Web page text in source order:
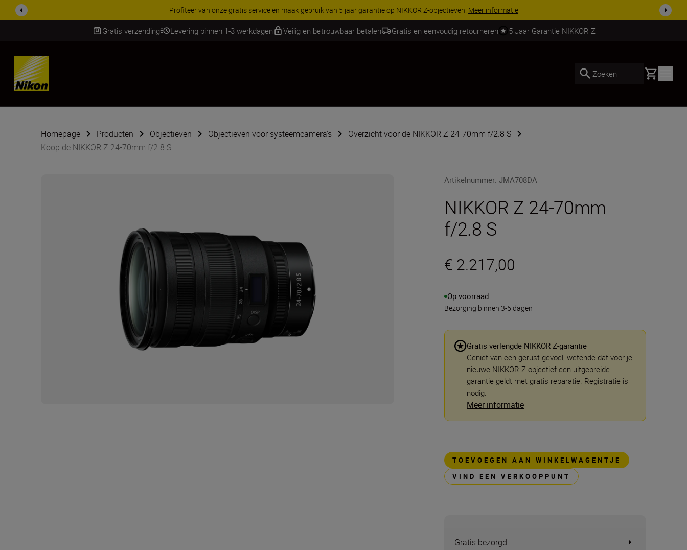
KORTING OP ACCESSOIRES | Bespaar 15% op geselecteerde accessoires, maak je kit vandaag nog compleetKoop nu
Gratis verzending Levering binnen 1-3 werkdagen Veilig en betrouwbaar betalen Gratis en eenvoudig retourneren 5 Jaar Garantie NIKKOR Z
Skip
Zoeken Basket
Homepage Producten Objectieven Objectieven voor systeemcamera's
Overzicht voor de NIKKOR Z 24-70mm f/2.8 S
Koop de NIKKOR Z 24-70mm f/2.8 S
Artikelnummer:JMA708DA
NIKKOR Z 24-70mm
f/2.8 S
€ 2.217,00
Op voorraad
Bezorging binnen 3-5 dagen
Gratis verlengde NIKKOR Z-garantie
Geniet van een gerust gevoel, wetende dat voor je
nieuwe NIKKOR Z-objectief een uitgebreide
garantie geldt met gratis reparatie. Registratie is
nodig.
Meer informatie
TOEVOEGEN AAN WINKELWAGENTJE
VIND EEN VERKOOPPUNT
Gratis bezorgd